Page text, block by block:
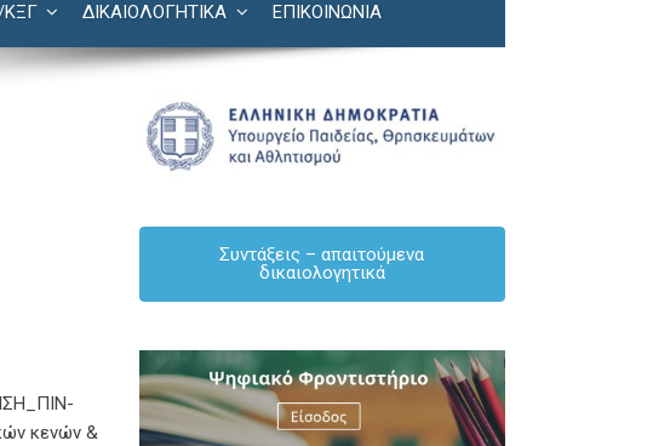
ΔΙΚΑΙΟΛΟΓΗΤΙΚΆ ΕΠΙΚΟΙΝΩΝΊΑ
κενών &
Συντάξεις – απαιτούμενα
δικαιολογητικά